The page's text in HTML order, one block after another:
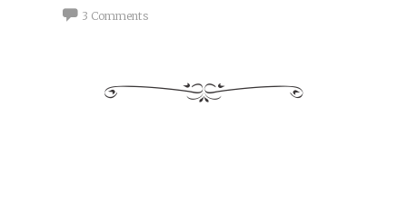
3 Comments